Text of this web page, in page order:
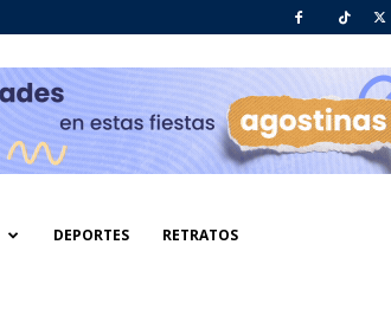
DEPORTES RETRATOS